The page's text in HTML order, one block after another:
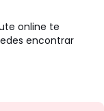
online te
encontrar